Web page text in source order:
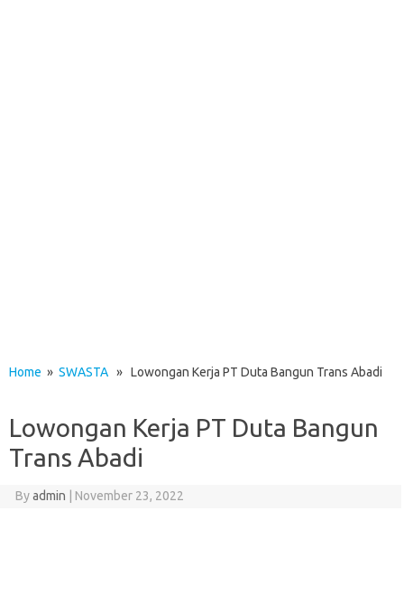
Home » SWASTA » Lowongan Kerja PT Duta Bangun Trans Abadi
Lowongan Kerja PT Duta Bangun
Trans Abadi
Byadmin November 23, 2022